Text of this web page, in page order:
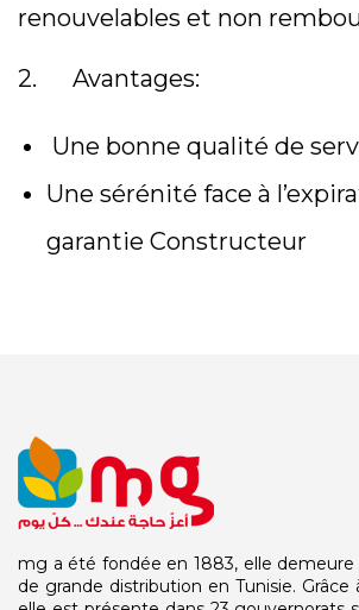
renouvelables et non
2. Avantages:
Une bonne qualité de
Une sérénité face à
garantie Constructeur
mg a été fondée en 1883, elle demeure
de grande distribution en Tunisie. Grâce